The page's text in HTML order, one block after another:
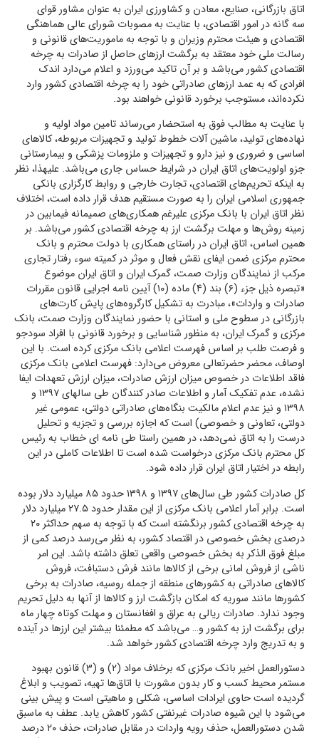
اتاق بازرگانی، صنایع، معادن و کشاورزی ایران به عنوان مشاور قوای
سه گانه در امور اقتصادی، با عنایت به مصوبات شورای عالی هماهنگی
اقتصادی و هیئت محترم وزیران و با توجه به ماموریت‌های قانونی و
رسالت ملی خود معتقد به برگشت ارزهای حاصل از صادرات به چرخه
اقتصادی کشور می‌باشد و بر آن تاکید می‌ورزد و اعلام می‌دارد اندک
افرادی که به عمد ارزهای صادراتی خود را به چرخه اقتصادی کشور وارد
نکرده‌اند، مستوجب برخورد قانونی خواهند بود.
با عنایت به مطالب فوق به استحضار می‌رساند تامین مواد اولیه و
نهاده‌های تولید، ماشین آلات خطوط تولید و تجهیزات مربوطه، کالاهای
اساسی و ضروری و نیز دارو و تجهیزات و ملزومات پزشکی و بیمارستانی
جزو اولویت‌های اتاق ایران در شرایط حساس جاری می‌باشد. علیهذا، نظر
به اینکه تحریم‌های اقتصادی، تجارت خارجی و روابط کارگزاری بانکی
جمهوری اسلامی ایران را به صورت مستقیم هدف قرار داده است، اختلاف
نظر اتاق ایران با بانک مرکزی علیرغم همکاری‌های صمیمانه فیمابین در
زمینه روش‌ها و مهلت برگشت ارز به چرخه اقتصادی کشور می‌باشد. بر
همین اساس، اتاق ایران در راستای همکاری با دولت محترم و بانک
محترم مرکزی ضمن ایفای نقش فعال و موثر در کمیته سوء رفتار تجاری
مرکب از نمایندگان وزارت صمت، گمرک ایران و اتاق ایران موضوع
«تبصره ذیل جزء (۶) بند (۴) ماده (۱۰) آیین نامه اجرایی قانون مقررات
صادرات و واردات»، مبادرت به تشکیل کارگروه‌های پایش کارت‌های
بازرگانی در سطوح ملی و استانی با حضور نمایندگان وزارت صمت، بانک
مرکزی و گمرک ایران، به منظور شناسایی و برخورد قانونی با افراد سودجو
و فرصت طلب بر اساس فهرست اعلامی بانک مرکزی کرده است. با این
اوصاف، محضر حضرتعالی معروض می‌دارد: فهرست اعلامی بانک مرکزی
فاقد اطلاعات در خصوص میزان ارزش صادرات، میزان ارزش تعهدات ایفا
نشده، عدم تفکیک آمار و اطلاعات صادر کنندگان طی سالهای ۱۳۹۷ و
۱۳۹۸ و نیز عدم اعلام مالکیت بنگاه‌های صادراتی دولتی، عمومی غیر
دولتی، تعاونی و خصوصی) است که اجازه بررسی و تجزیه و تحلیل
درست را به اتاق نمی‌دهد، در همین راستا طی نامه ای خطاب به رئیس
کل محترم بانک مرکزی درخواست شده است تا اطلاعات کاملی در این
رابطه در اختیار اتاق ایران قرار داده شود.
کل صادرات کشور طی سال‌های ۱۳۹۷ و ۱۳۹۸ حدود ۸۵ میلیارد دلار بوده
است. برابر آمار اعلامی بانک مرکزی از این مقدار حدود ۲۷.۵ میلیارد دلار
به چرخه اقتصادی کشور برنگشته است که با توجه به سهم حداکثر ۲۰
درصدی بخش خصوصی در اقتصاد کشور، به نظر می‌رسد درصد کمی از
مبلغ فوق الذکر به بخش خصوصی واقعی تعلق داشته باشد. این امر
ناشی از فروش امانی برخی از کالاها مانند فرش دستبافت، فروش
کالاهای صادراتی به کشورهای منطقه از جمله روسیه، صادرات به برخی
کشورها مانند سوریه که امکان بازگشت ارز و کالاها از آنها به دلیل تحریم
وجود ندارد. صادرات ریالی به عراق و افغانستان و مهلت کوتاه چهار ماه
برای برگشت ارز به کشور و… می‌باشد که مطمئنا بیشتر این ارزها در آینده
و به تدریج وارد چرخه اقتصادی کشور خواهد شد.
دستورالعمل اخیر بانک مرکزی که برخلاف مواد (۲) و (۳) قانون بهبود
مستمر محیط کسب و کار بدون مشورت با اتاق‌ها تهیه، تصویب و ابلاغ
گردیده است حاوی ایرادات اساسی، شکلی و ماهیتی است و پیش بینی
می‌شود با این شیوه صادرات غیرنفتی کشور کاهش یابد. عطف به ماسبق
شدن دستورالعمل، حذف رویه واردات در مقابل صادرات، حذف ۲۰ درصد